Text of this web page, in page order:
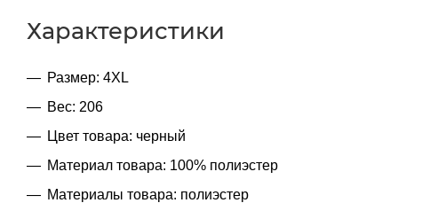
Характеристики
Размер: 4XL
Вес: 206
Цвет товара: черный
Материал товара: 100% полиэстер
Материалы товара: полиэстер